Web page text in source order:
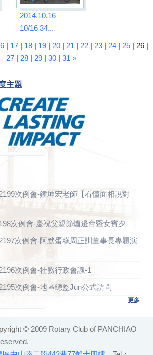
2014.10.16
10/16 34...
| 17 | 18 | 19 | 20 | 21 | 22 | 23 | 24 | 25 | 26 |
27 | 28 | 29 | 30 | 31 »
主題
次例會-鍾坤宏老師【看懂面相說對
次例會-慶祝父親節爐邊會暨女賓夕
次例會-阿默蛋糕周正訓董事長專題演
次例會-社務行政會議-1
次例會-地區總監Jun公式訪問
更多
© 2009 Rotary Club of PANCHIAO